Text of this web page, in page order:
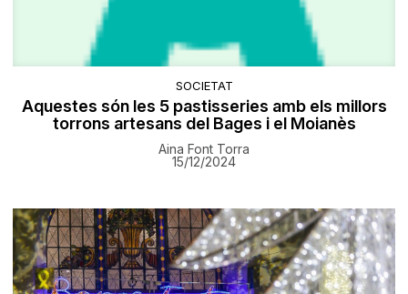
SOCIETAT
Aquestes són les 5 pastisseries amb els millors
torrons artesans del Bages i el Moianès
Aina Font Torra
15/12/2024